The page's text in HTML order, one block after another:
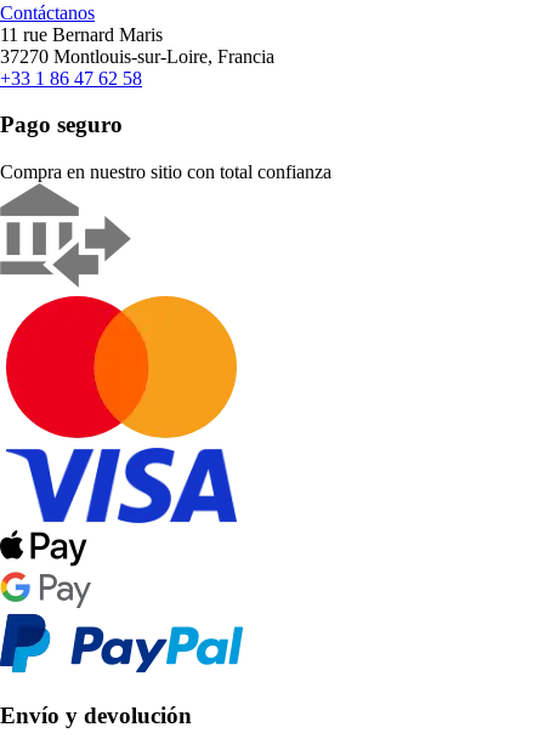
Contáctanos
11 rue Bernard Maris
37270 Montlouis-sur-Loire, Francia
+33 1 86 47 62 58
Pago seguro
Compra en nuestro sitio con total confianza
Envío y devolución